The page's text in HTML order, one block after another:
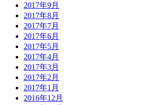
2017年9月
2017年8月
2017年7月
2017年6月
2017年5月
2017年4月
2017年3月
2017年2月
2017年1月
2016年12月